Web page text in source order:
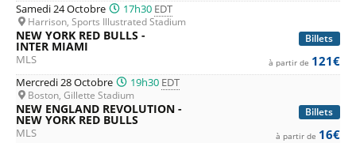
Samedi 24 Octobre 17h30 EDT
Harrison, Sports Illustrated Stadium
Billets
NEW YORK RED BULLS -
INTER MIAMI
MLS à partir de 121€
Mercredi 28 Octobre 19h30 EDT
Boston, Gillette Stadium
Billets
NEW ENGLAND REVOLUTION -
NEW YORK RED BULLS
MLS à partir de 16€